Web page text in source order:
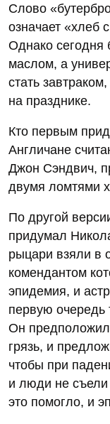
Слово
означает «хлеб
Однако сегодня
маслом, а
стать
на празднике.
Кто первым
Англичане
Джон Сэндвич,
двумя ломтями
По другой
придумал
рыцари взяли в
комендантом
эпидемия, и
первую очередь
Он
грязь, и
чтобы при
и люди не съели
это помогло, и